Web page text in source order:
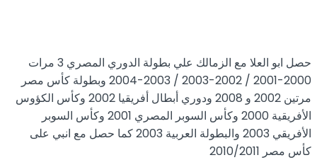
حصل ابو العلا مع الزمالك علي بطولة الدوري المصري 3 مرات
2000-2001 / 2002-2003 / 2003-2004 وبطولة كأس مصر
مرتين 2002 و 2008 ودوري أبطال أفريقيا 2002 وكأس الكؤوس
الأفريقية 2000 وكأس السوبر المصري 2001 وكأس السوبر
الأفريقي 2003 والبطولة العربية 2003 كما حصل مع انبي على
كأس مصر 2010/2011